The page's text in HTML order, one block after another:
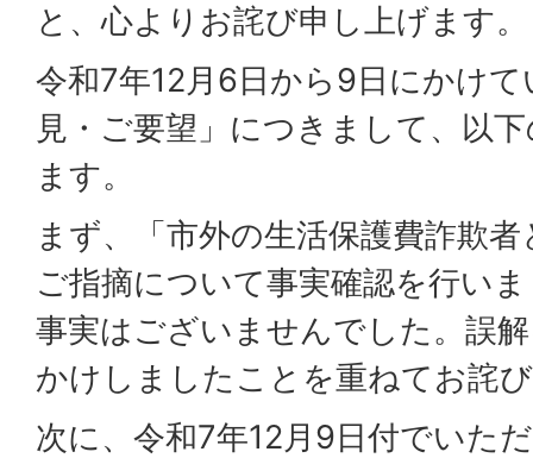
と、心よりお詫び申し上げます。
令和7年12月6日から9日にかけ
見・ご要望」につきまして、以
ます。
まず、「市外の生活保護費詐欺
ご指摘について事実確認を行い
事実はございませんでした。誤
かけしましたことを重ねてお詫
次に、令和7年12月9日付でいた